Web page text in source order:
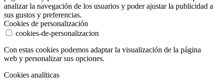
analizar la navegación de los usuarios y poder ajustar la publicidad a
sus gustos y preferencias.
Cookies de personalización
cookies-de-personalizacion
Con estas cookies podemos adaptar la visualización de la página
web y personalizar sus opciones.
Cookies analíticas